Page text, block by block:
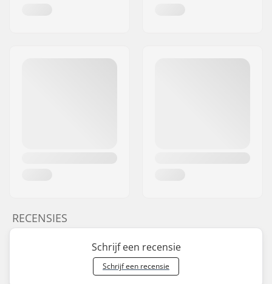
RECENSIES
Schrijf een recensie
Schrijf een recensie